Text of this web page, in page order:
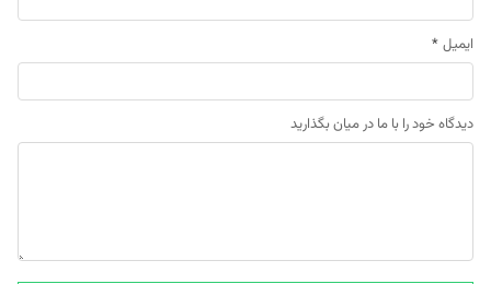
ایمیل *
دیدگاه خود را با ما در میان بگذارید